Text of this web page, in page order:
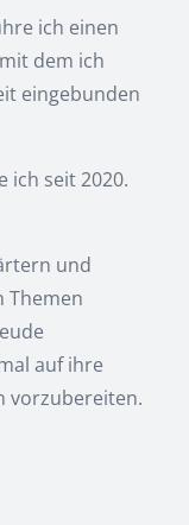
ich einen
dem ich
eingebunden
ich seit 2020.
und
Themen
auf ihre
vorzubereiten.